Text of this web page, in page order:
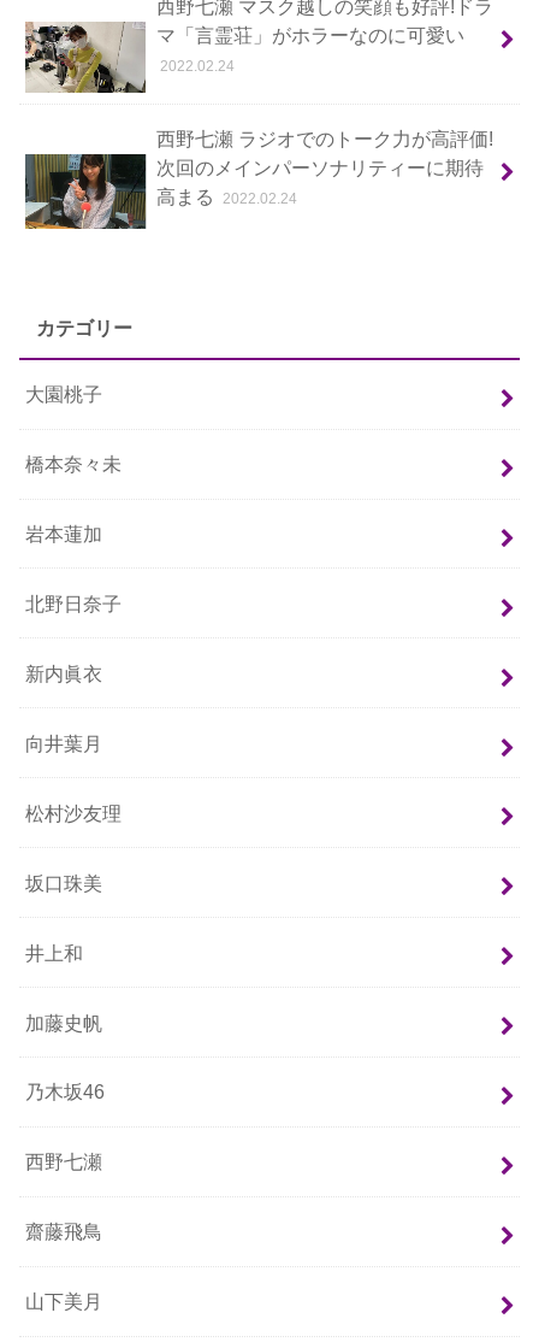
西野七瀬 マスク越しの笑顔も好評!ドラ
マ「言霊荘」がホラーなのに可愛い
2022.02.24
西野七瀬 ラジオでのトーク力が高評価!
次回のメインパーソナリティーに期待
高まる
2022.02.24
カテゴリー
大園桃子
橋本奈々未
岩本蓮加
北野日奈子
新内眞衣
向井葉月
松村沙友理
坂口珠美
井上和
加藤史帆
乃木坂46
西野七瀬
齋藤飛鳥
山下美月